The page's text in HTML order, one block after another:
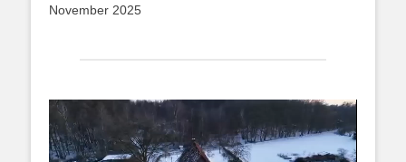
November 2025